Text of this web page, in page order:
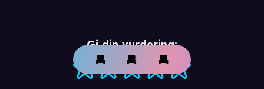
Gi din vurdering: